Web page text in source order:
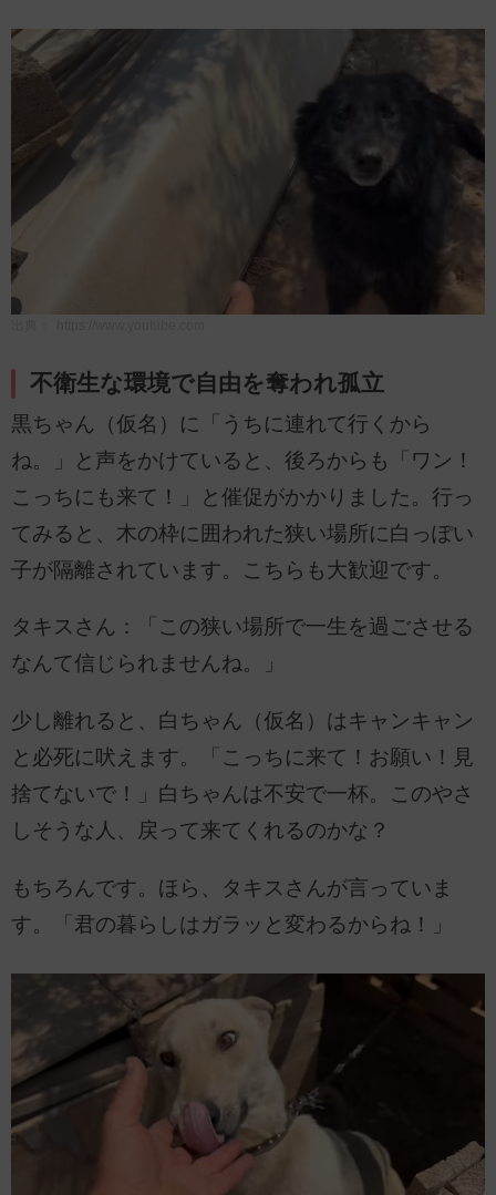
不衛生な環境で自由を奪われ孤立
黒ちゃん（仮名）に「うちに連れて行くから
ね。」と声をかけていると、後ろからも「ワン！
こっちにも来て！」と催促がかかりました。行っ
てみると、木の枠に囲われた狭い場所に白っぽい
子が隔離されています。こちらも大歓迎です。
タキスさん：「この狭い場所で一生を過ごさせる
なんて信じられませんね。」
少し離れると、白ちゃん（仮名）はキャンキャン
と必死に吠えます。「こっちに来て！お願い！見
捨てないで！」白ちゃんは不安で一杯。このやさ
しそうな人、戻って来てくれるのかな？
もちろんです。ほら、タキスさんが言っていま
す。「君の暮らしはガラッと変わるからね！」